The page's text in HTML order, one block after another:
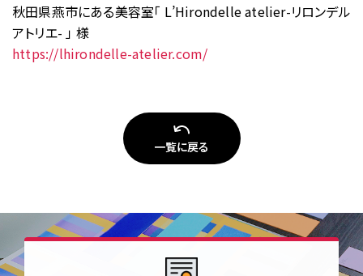
秋田県燕市にある美容室「 L’Hirondelle atelier-リロンデル
アトリエ- 」 様
https://lhirondelle-atelier.com/
一覧に戻る